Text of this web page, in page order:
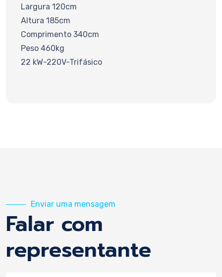
Largura 120cm
Altura 185cm
Comprimento 340cm
Peso 460kg
22 kW-220V-Trifásico
Enviar uma mensagem
Falar com
representante